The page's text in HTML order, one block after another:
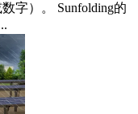
字）。 Sunfolding的